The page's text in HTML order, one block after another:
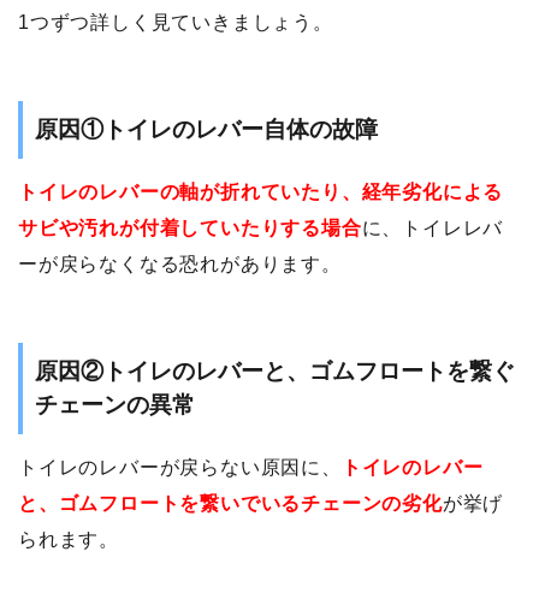
1つずつ詳しく見ていきましょう。
原因①トイレのレバー自体の故障
トイレのレバーの軸が折れていたり、経年劣化による
サビや汚れが付着していたりする場合に、トイレレバ
ーが戻らなくなる恐れがあります。
原因②トイレのレバーと、ゴムフロートを繋ぐ
チェーンの異常
トイレのレバーが戻らない原因に、
トイレのレバー
と、ゴムフロートを繋いでいるチェーンの劣化が挙げ
られます。